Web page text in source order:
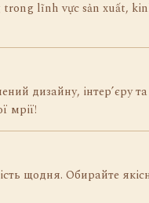
lĩnh vực sản xuất,
дизайну, інтер’єру
мрії!
щодня. Обирайте